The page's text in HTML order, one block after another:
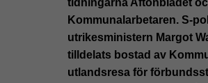
tidningarna Aftonbladet
Kommunalarbetaren. S-
utrikesministern Margot
tilldelats bostad av
utlandsresa för